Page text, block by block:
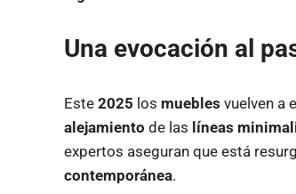
Una evocación al
Este 2025 los muebles vuelven a
alejamiento de las líneas
expertos aseguran que está
contemporánea.